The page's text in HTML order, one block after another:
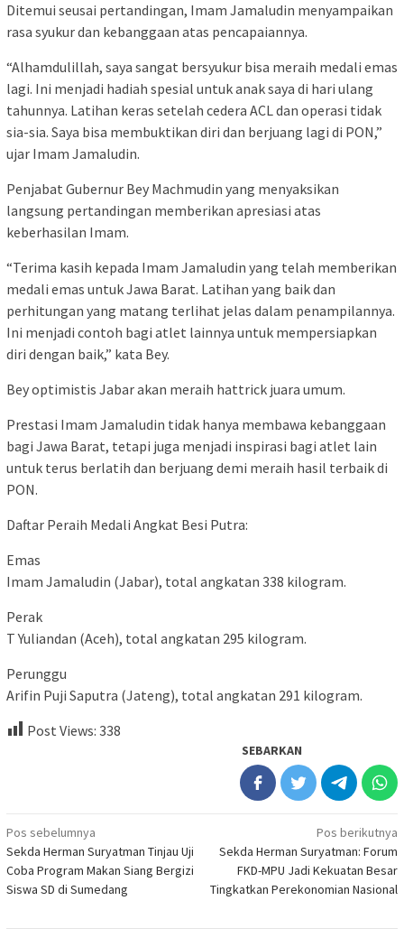
Ditemui seusai pertandingan, Imam Jamaludin menyampaikan
rasa syukur dan kebanggaan atas pencapaiannya.
“Alhamdulillah, saya sangat bersyukur bisa meraih medali emas
lagi. Ini menjadi hadiah spesial untuk anak saya di hari ulang
tahunnya. Latihan keras setelah cedera ACL dan operasi tidak
sia-sia. Saya bisa membuktikan diri dan berjuang lagi di PON,”
ujar Imam Jamaludin.
Penjabat Gubernur Bey Machmudin yang menyaksikan
langsung pertandingan memberikan apresiasi atas
keberhasilan Imam.
“Terima kasih kepada Imam Jamaludin yang telah memberikan
medali emas untuk Jawa Barat. Latihan yang baik dan
perhitungan yang matang terlihat jelas dalam penampilannya.
Ini menjadi contoh bagi atlet lainnya untuk mempersiapkan
diri dengan baik,” kata Bey.
Bey optimistis Jabar akan meraih hattrick juara umum.
Prestasi Imam Jamaludin tidak hanya membawa kebanggaan
bagi Jawa Barat, tetapi juga menjadi inspirasi bagi atlet lain
untuk terus berlatih dan berjuang demi meraih hasil terbaik di
PON.
Daftar Peraih Medali Angkat Besi Putra:
Emas
Imam Jamaludin (Jabar), total angkatan 338 kilogram.
Perak
T Yuliandan (Aceh), total angkatan 295 kilogram.
Perunggu
Arifin Puji Saputra (Jateng), total angkatan 291 kilogram.
Post Views: 338
SEBARKAN
Navigasi
pos
Pos sebelumnya
Sekda Herman Suryatman Tinjau Uji
Coba Program Makan Siang Bergizi
Siswa SD di Sumedang
Pos berikutnya
Sekda Herman Suryatman: Forum
FKD-MPU Jadi Kekuatan Besar
Tingkatkan Perekonomian Nasional